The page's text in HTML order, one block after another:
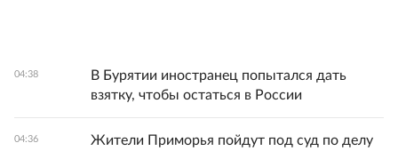
04:38
В Бурятии иностранец попытался дать
взятку, чтобы остаться в России
04:36
Жители Приморья пойдут под суд по делу